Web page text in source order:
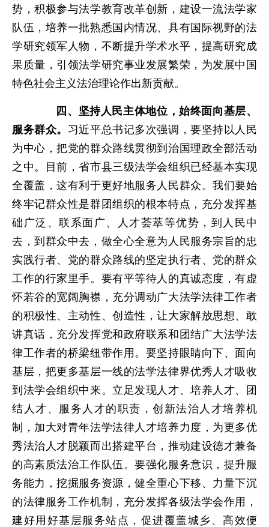
势，积极参与法学教育改革创新，建设一流法学家
队伍，培养一批熟悉国内情况、具有国际视野的法
学研究领军人物，不断提升学术水平，提高研究成
果质量，引领法学研究事业发展繁荣，为发展中国
特色社会主义法治理论作出新贡献。
四、坚持人民主体地位，始终面向基层、
服务群众。 习近平总书记多次强调，要坚持以人民
为中心，把党的群众路线贯彻到治国理政全部活动
之中。目前，省市县三级法学会组织已经基本实现
全覆盖，这有利于更好地服务人民群众。我们要始
终牢记群众性是群团组织的根本特点，充分发挥基
础广泛、联系面广、人才荟萃等优势，到人民中
去，到群众中去，做全心全意为人民服务宗旨的忠
实践行者、党的群众路线的坚定执行者、党的群众
工作的行家里手。要有平等待人的真诚态度，有虚
怀若谷的宽阔胸襟，充分调动广大法学法律工作者
的积极性、主动性、创造性，让大家解放思想、敢
讲真话，充分发挥党和政府联系和团结广大法学法
律工作者的桥梁纽带作用。要坚持眼睛向下、面向
基层，把更多基层一线的法学法律界优秀人才吸收
到法学会组织中来。立足发现人才、培养人才、团
结人才、服务人才的职责，创新法治人才培养机
制，加大对青年法学法律人才培养力度，为更多优
秀法治人才脱颖而出搭建平台，推动建设德才兼备
的高素质法治工作队伍。要强化服务意识，提升服
务能力，挖掘服务资源，健全重心下移、力量下沉
的法律服务工作机制，充分发挥各级法学会作用，
建好用好基层服务站点，促进覆盖城乡、高效便